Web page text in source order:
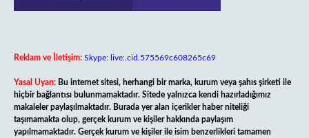
Reklam ve İletişim: Skype: live:.cid.575569c608265c69
Yasal Uyarı: Bu internet sitesi, herhangi bir marka, kurum veya şahıs şirketi ile
hiçbir bağlantısı bulunmamaktadır. Sitede yalnızca kendi hazırladığımız
makaleler paylaşılmaktadır. Burada yer alan içerikler haber niteliği
taşımamakta olup, gerçek kurum ve kişiler hakkında paylaşım
yapılmamaktadır. Gerçek kurum ve kişiler ile isim benzerlikleri tamamen